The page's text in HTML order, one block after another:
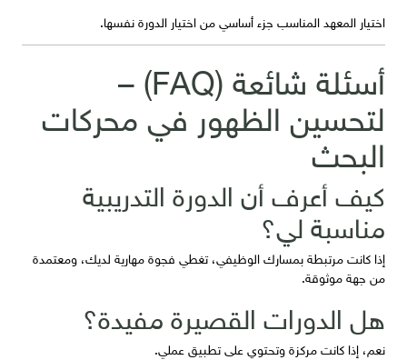
اختيار المعهد المناسب جزء أساسي من اختيار الدورة نفسها.
أسئلة شائعة (FAQ) –
لتحسين الظهور في محركات
البحث
كيف أعرف أن الدورة التدريبية
مناسبة لي؟
إذا كانت مرتبطة بمسارك الوظيفي، تغطي فجوة مهارية لديك، ومعتمدة
من جهة موثوقة.
هل الدورات القصيرة مفيدة؟
نعم، إذا كانت مركزة وتحتوي على تطبيق عملي.